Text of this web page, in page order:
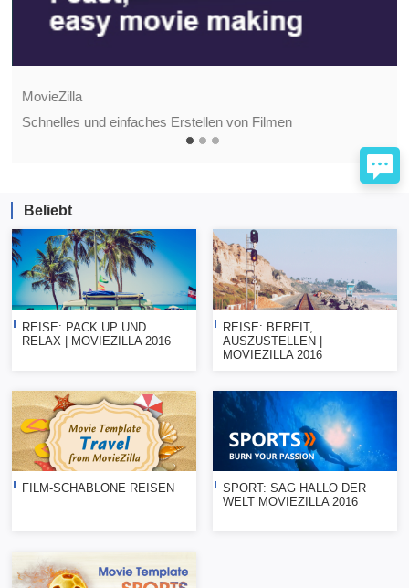
MovieZilla
Schnelles und einfaches Erstellen von Filmen
Beliebt
REISE: PACK UP UND
RELAX | MOVIEZILLA 2016
REISE: BEREIT,
AUSZUSTELLEN |
MOVIEZILLA 2016
FILM-SCHABLONE REISEN
SPORT: SAG HALLO DER
WELT MOVIEZILLA 2016